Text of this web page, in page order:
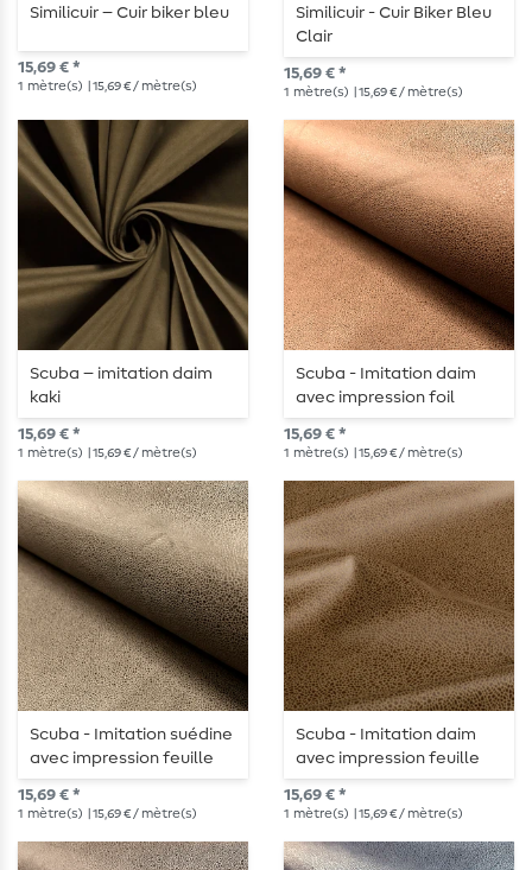
Similicuir – Cuir biker bleu
15,69 € *
1 mètre(s) | 15,69 € / mètre(s)
Similicuir - Cuir Biker Bleu
Clair
15,69 € *
1 mètre(s) | 15,69 € / mètre(s)
Scuba – imitation daim
kaki
15,69 € *
1 mètre(s) | 15,69 € / mètre(s)
Scuba - Imitation daim
avec impression foil
marron
15,69 € *
1 mètre(s) | 15,69 € / mètre(s)
Scuba - Imitation suédine
avec impression feuille
kaki
15,69 € *
1 mètre(s) | 15,69 € / mètre(s)
Scuba - Imitation daim
avec impression feuille
Marron Toffee
15,69 € *
1 mètre(s) | 15,69 € / mètre(s)